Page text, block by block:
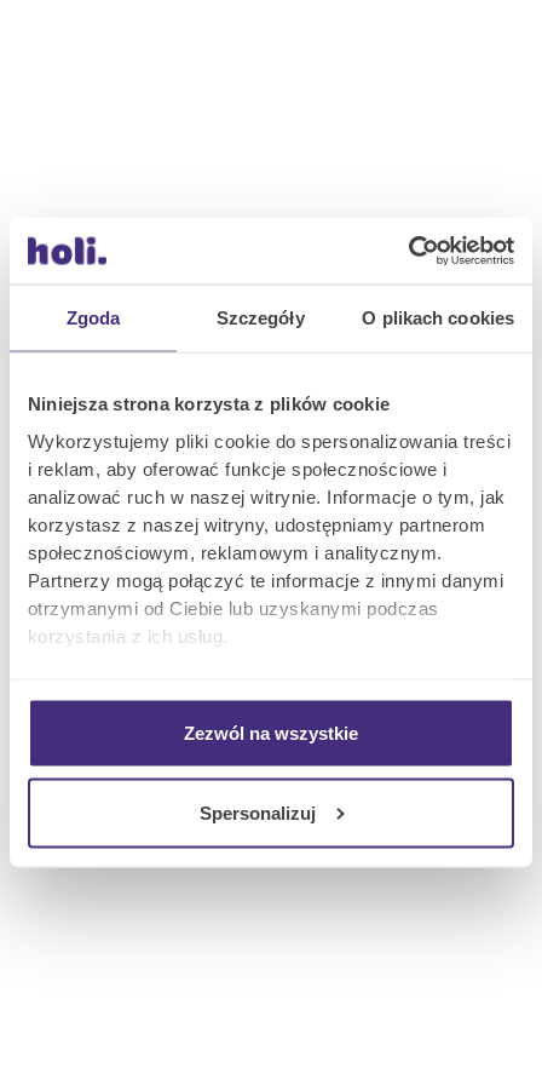
Zgoda Szczegóły O plikach cookies
Niniejsza strona korzysta z plików cookie
Wykorzystujemy pliki cookie do spersonalizowania treści
i reklam, aby oferować funkcje społecznościowe i
analizować ruch w naszej witrynie. Informacje o tym, jak
korzystasz z naszej witryny, udostępniamy partnerom
społecznościowym, reklamowym i analitycznym.
Partnerzy mogą połączyć te informacje z innymi danymi
otrzymanymi od Ciebie lub uzyskanymi podczas
korzystania z ich usług.
Zezwól na wszystkie
Spersonalizuj